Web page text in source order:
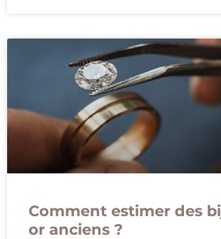
Comment estimer des
or anciens ?